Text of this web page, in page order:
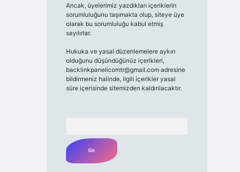
Ancak, üyelerimiz yazdıkları içeriklerin
sorumluluğunu taşımakta olup, siteye üye
olarak bu sorumluluğu kabul etmiş
sayılırlar.
Hukuka ve yasal düzenlemelere aykırı
olduğunu düşündüğünüz içerikleri,
backlinkpanelicomtr@gmail.comadresine
bildirmeniz halinde, ilgili içerikler yasal
süre içerisinde sitemizden kaldırılacaktır.